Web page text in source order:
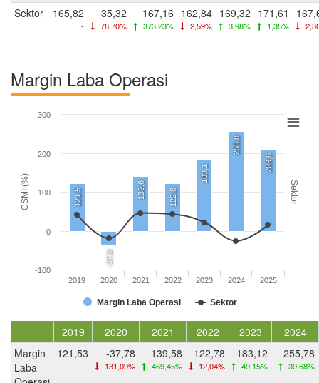
Sektor 165,82
-
35,32
78,70%
167,16
373,23%
162,84
2,59%
169,32
3,98%
171,61
1,35%
Margin Laba Operasi
CSMI (%) Sektor
121,5
-37,8
139,6 122,8
183,1
255,8
209,6
Margin Laba Operasi Sektor
2019 2020 2021 2022 2023 2024 2025
-100
0
100
200
300
2019 2020 2021 2022 2023
2024
Margin
Laba
121,53
-
-37,78
131,09%
139,58
469,45%
122,78
12,04%
183,12
49,15%
255,78
39,68%